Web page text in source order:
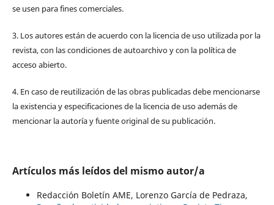
se usen para fines comerciales.
3. Los autores están de acuerdo con la licencia de uso utilizada por la
revista, con las condiciones de autoarchivo y con la política de
acceso abierto.
4. En caso de reutilización de las obras publicadas debe mencionarse
la existencia y especificaciones de la licencia de uso además de
mencionar la autoría y fuente original de su publicación.
Artículos más leídos del mismo autor/a
Redacción Boletín AME, Lorenzo García de Pedraza,